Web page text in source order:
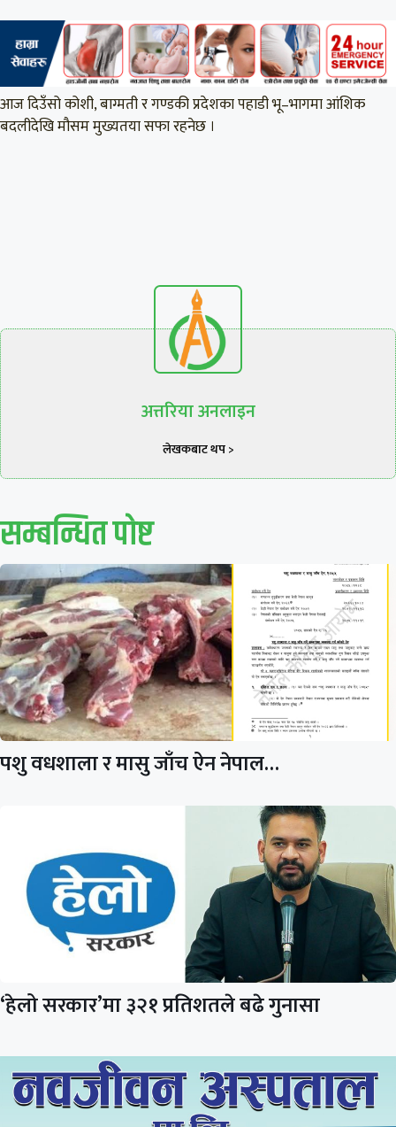
आज दिउँसो कोशी, बाग्मती र गण्डकी प्रदेशका पहाडी भू–भागमा आंशिक
बदलीदेखि मौसम मुख्यतया सफा रहनेछ ।
अत्तरिया अनलाइन
लेखकबाट थप >
सम्बन्धित पाेष्ट
पशु वधशाला र मासु जाँच ऐन नेपाल…
‘हेलो सरकार’मा ३२१ प्रतिशतले बढे गुनासा